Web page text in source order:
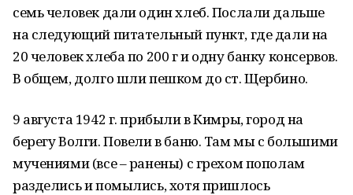
семь человек дали один хлеб. Послали дальше
на следующий питательный пункт, где дали на
20 человек хлеба по 200 г и одну банку консервов.
В общем, долго шли пешком до ст. Щербино.
9 августа 1942 г. прибыли в Кимры, город на
берегу Волги. Повели в баню. Там мы с большими
мучениями (все – ранены) с грехом пополам
разделись и помылись, хотя пришлось